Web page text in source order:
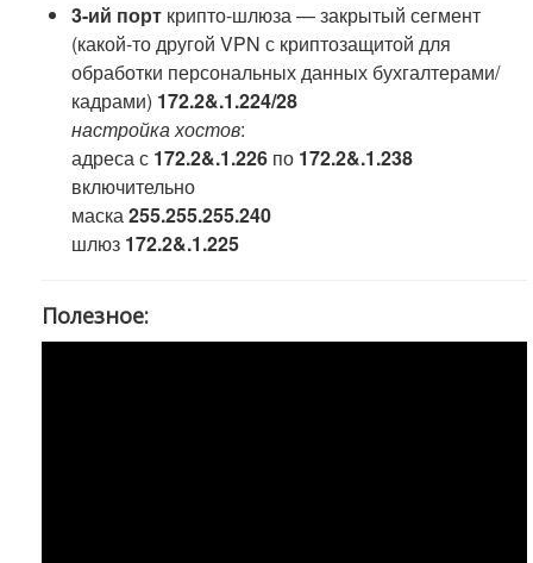
3-ий порт крипто-шлюза — закрытый сегмент
(какой-то другой VPN с криптозащитой для
обработки персональных данных бухгалтерами/
кадрами) 172.2&.1.224/28
настройка хостов:
адреса с 172.2&.1.226 по 172.2&.1.238
включительно
маска255.255.255.240
шлюз 172.2&.1.225
Полезное: